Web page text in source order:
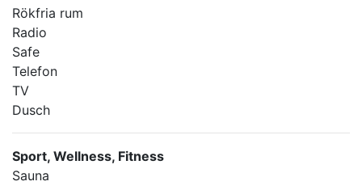
Rökfria rum
Radio
Safe
Telefon
TV
Dusch
Sport, Wellness, Fitness
Sauna